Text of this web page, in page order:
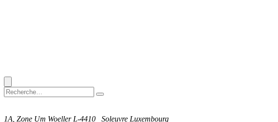
1A, Zone Um Woeller L-4410 Soleuvre Luxembourg